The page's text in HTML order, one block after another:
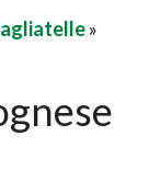
»